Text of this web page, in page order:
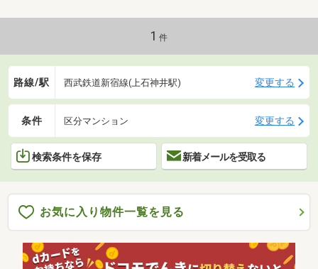
1 件
路線/駅 西武鉄道新宿線(上石神井駅) 変更する
条件 区分マンション 変更する
検索条件を保存 新着メールを受取る
お気に入り物件一覧を見る